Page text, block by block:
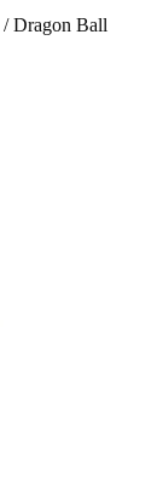
/Dragon Ball